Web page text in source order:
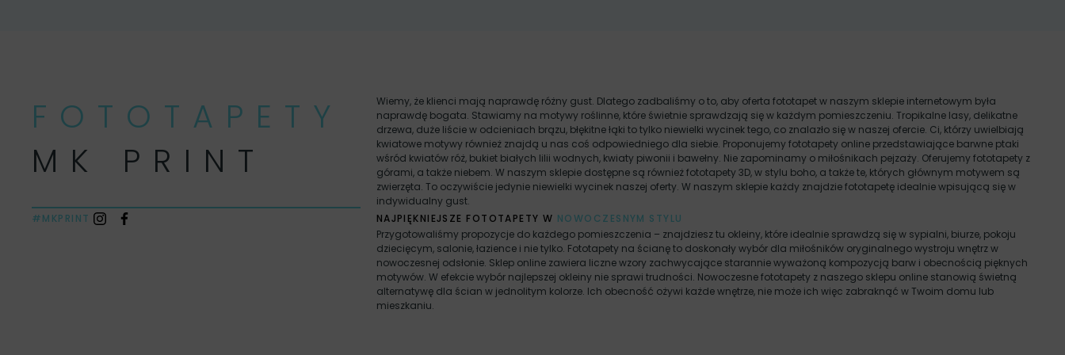
FOTOTAPETY
MK PRINT
#MKPRINT
Wiemy, że klienci mają naprawdę różny gust. Dlatego zadbaliśmy o to, aby oferta fototapet w naszym sklepie internetowym była
naprawdę bogata. Stawiamy na motywy roślinne, które świetnie sprawdzają się w każdym pomieszczeniu. Tropikalne lasy, delikatne
drzewa, duże liście w odcieniach brązu, błękitne łąki to tylko niewielki wycinek tego, co znalazło się w naszej ofercie. Ci, którzy uwielbiają
kwiatowe motywy również znajdą u nas coś odpowiedniego dla siebie. Proponujemy fototapety online przedstawiające barwne ptaki
wśród kwiatów róż, bukiet białych lilii wodnych, kwiaty piwonii i bawełny. Nie zapominamy o miłośnikach pejzaży. Oferujemy fototapety z
górami, a także niebem. W naszym sklepie dostępne są również fototapety 3D, w stylu boho, a także te, których głównym motywem są
zwierzęta. To oczywiście jedynie niewielki wycinek naszej oferty. W naszym sklepie każdy znajdzie fototapetę idealnie wpisującą się w
indywidualny gust.
NAJPIĘKNIEJSZE FOTOTAPETY W NOWOCZESNYM STYLU
Przygotowaliśmy propozycje do każdego pomieszczenia – znajdziesz tu okleiny, które idealnie sprawdzą się w sypialni, biurze, pokoju
dziecięcym, salonie, łazience i nie tylko. Fototapety na ścianę to doskonały wybór dla miłośników oryginalnego wystroju wnętrz w
nowoczesnej odsłonie. Sklep online zawiera liczne wzory zachwycające starannie wyważoną kompozycją barw i obecnością pięknych
motywów. W efekcie wybór najlepszej okleiny nie sprawi trudności. Nowoczesne fototapety z naszego sklepu online stanowią świetną
alternatywę dla ścian w jednolitym kolorze. Ich obecność ożywi każde wnętrze, nie może ich więc zabraknąć w Twoim domu lub
mieszkaniu.